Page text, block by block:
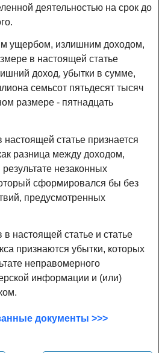
деятельностью на срок до
ущербом, излишним доходом,
в настоящей статье
доход, убытки в сумме,
семьсот пятьдесят тысяч
размере - пятнадцать
статье признается
разница между доходом,
незаконных
сформировался бы без
предусмотренных
настоящей статье и статье
признаются убытки, которых
неправомерного
информации и (или)
документы >>>